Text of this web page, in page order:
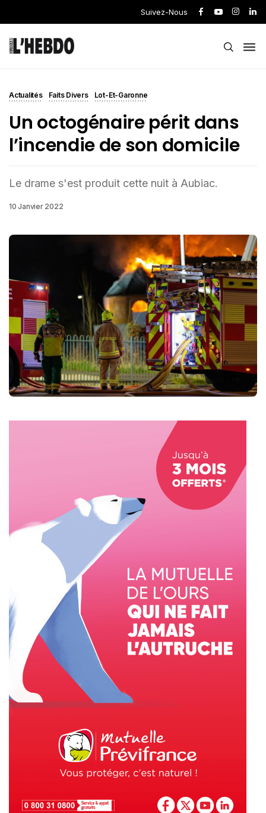
Suivez-Nous
Actualités Faits Divers Lot-Et-Garonne
Un octogénaire périt dans
l’incendie de son domicile
Le drame s'est produit cette nuit à Aubiac.
10 Janvier 2022